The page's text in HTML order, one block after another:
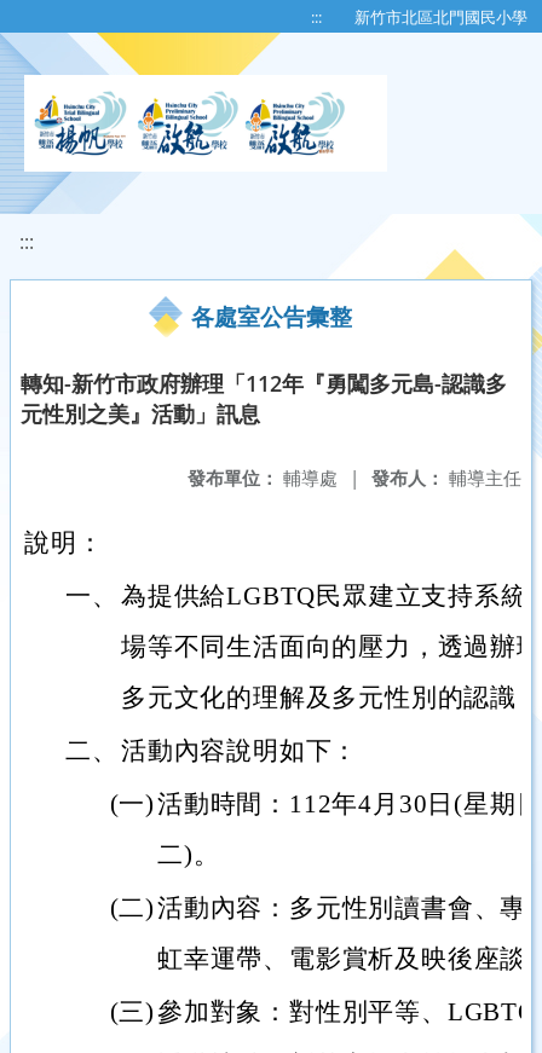
::: 新竹市北區北門國民小學
:::
各處室公告彙整
轉知-新竹市政府辦理「112年『勇闖多元島-認識多
元性別之美』活動」訊息
發布人： 輔導主任
發布單位： 輔導處 |
說明：
一、 為提供給LGBTQ民眾建立支持系統
場等不同生活面向的壓力，透過辦
多元文化的理解及多元性別的認識
二、 活動內容說明如下：
(一)活動時間：112年4月30日(星期
二)。
(二)活動內容：多元性別讀書會、專
虹幸運帶、電影賞析及映後座談
(三)參加對象：對性別平等、